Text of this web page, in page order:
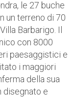
le 27 buche
un terreno di 70
Barbarigo. Il
con 8000
paesaggistici e
i maggiori
della sua
disegnato e